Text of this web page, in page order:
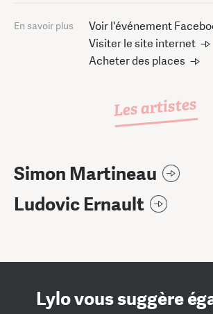
En savoir plus
Voir l'événement
Visiter le site internet
Acheter des places
Les artistes
Simon Martineau
Ludovic Ernault
Lylo vous suggère